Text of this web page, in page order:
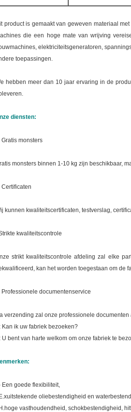
product is gemaakt van geweven materiaal
die een hoge mate van wrijving
elektriciteitsgeneratoren,
toepassingen.
hebben meer dan 10 jaar ervaring in de
diensten:
Gratis monsters
monsters binnen 1-10 kg zijn beschikbaar,
Certificaten
kunnen kwaliteitscertificaten, testverslag,
kwaliteitscontrole
strikt kwaliteitscontrole afdeling zal elke
kan het worden toegestaan om de
Professionele documentenservice
verzending zal onze professionele
Kan ik uw fabriek bezoeken?
U bent van harte welkom om onze fabriek te
Een goede flexibiliteit,
xuitstekende oliebestendigheid en
hoge vasthoudendheid, schokbestendigheid,